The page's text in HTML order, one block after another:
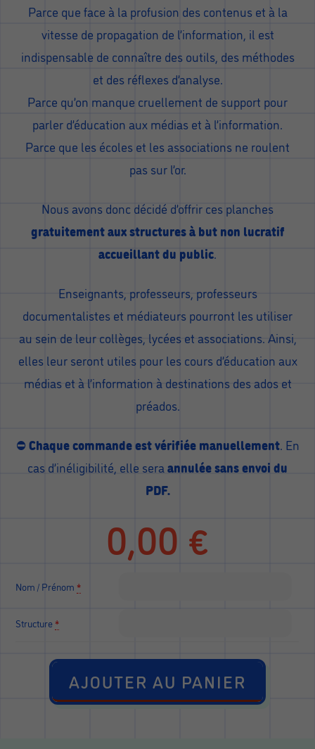
Parce que face à la profusion des contenus et à la
vitesse de propagation de l’information, il est
indispensable de connaître des outils, des méthodes
et des réflexes d’analyse.
Parce qu’on manque cruellement de support pour
parler d’éducation aux médias et à l’information.
Parce que les écoles et les associations ne roulent
pas sur l’or.
Nous avons donc décidé d’offrir ces planches
gratuitement aux structures à but non lucratif
accueillant du public.
Enseignants, professeurs, professeurs
documentalistes et médiateurs pourront les utiliser
au sein de leur collèges, lycées et associations. Ainsi,
elles leur seront utiles pour les cours d’éducation aux
médias et à l’information à destinations des ados et
préados.
⛔️ Chaque commande est vérifiée manuellement. En
cas d’inéligibilité, elle sera annulée sans envoi du
PDF.
0,00 €
Nom / Prénom *
Structure *
AJOUTER AU PANIER